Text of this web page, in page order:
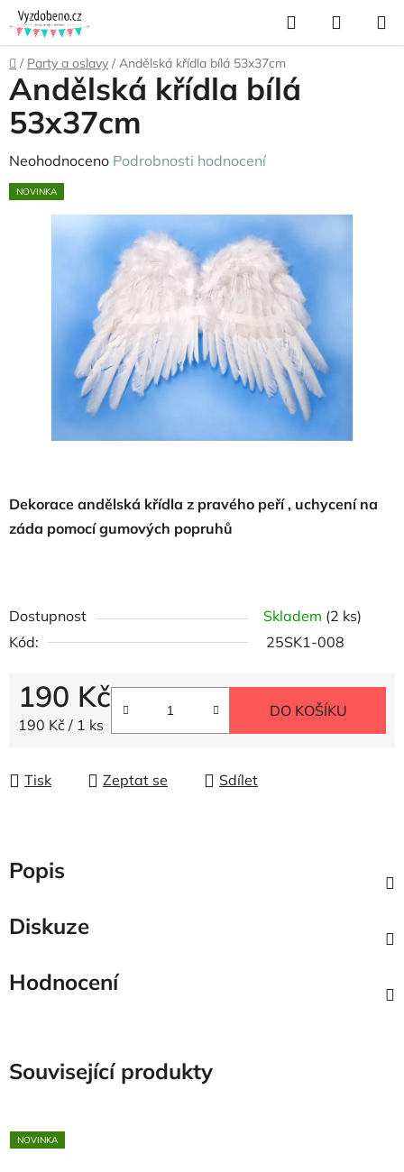
Přejít
na
obsah
Hledat
KOŠÍK
Domů
/ Party a oslavy / Andělská křídla bílá 53x37cm
Dekorace andělská křídla z pravého peří , uchycení na
záda pomocí gumových popruhů
Dostupnost Skladem (2 ks)
Kód:
25SK1-008
190 Kč
Měrná cena:
190 Kč / 1 ks
DO KOŠÍKU
Tisk Zeptat se Sdílet
Andělská křídla bílá
53x37cm
Průměrné
hodnocení
Neohodnoceno Podrobnosti hodnocení
NOVINKA
Popis
Diskuze
Hodnocení
Související produkty
NOVINKA